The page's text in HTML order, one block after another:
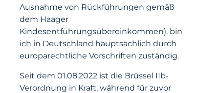
Ausnahme von Rückführungen gemäß
dem Haager
Kindesentführungsübereinkommen), bin
ich in Deutschland hauptsächlich durch
europarechtliche Vorschriften zuständig.
Seit dem 01.08.2022 ist die Brüssel IIb-
Verordnung in Kraft, während für zuvor